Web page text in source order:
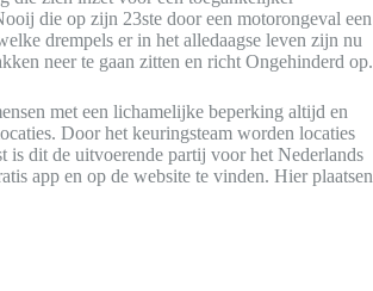
die op zijn 23ste door een motorongeval een
drempels er in het alledaagse leven zijn nu
neer te gaan zitten en richt Ongehinderd op.
met een lichamelijke beperking altijd en
Door het keuringsteam worden locaties
is dit de uitvoerende partij voor het Nederlands
app en op de website te vinden. Hier plaatsen